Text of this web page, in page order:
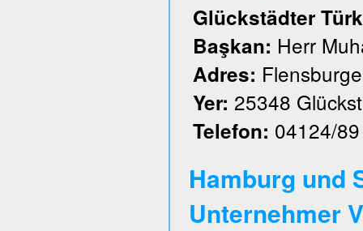
Glückstädter
Başkan: Herr
Adres:
Yer: 25348
Telefon: 04124/
Hamburg und
Unternehmer